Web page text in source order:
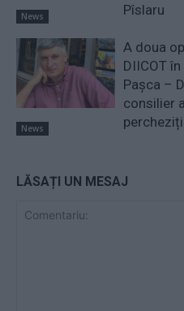
News
Pîslaru
News
A doua
DIICOT
Pașca –
consilier
LĂSAȚI UN MESAJ